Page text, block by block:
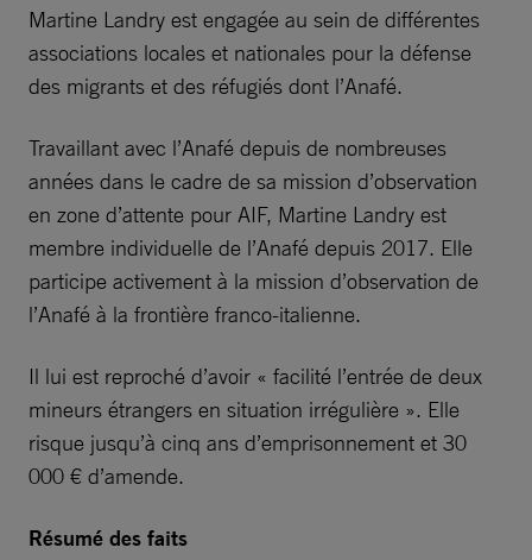
Martine Landry est engagée au sein de différentes
associations locales et nationales pour la défense
des migrants et des réfugiés dont l’Anafé.
Travaillant avec l’Anafé depuis de nombreuses
années dans le cadre de sa mission d’observation
en zone d’attente pour AIF, Martine Landry est
membre individuelle de l’Anafé depuis 2017. Elle
participe activement à la mission d’observation de
l’Anafé à la frontière franco-italienne.
Il lui est reproché d’avoir « facilité l’entrée de deux
mineurs étrangers en situation irrégulière ». Elle
risque jusqu’à cinq ans d’emprisonnement et 30
000 € d’amende.
Résumé des faits